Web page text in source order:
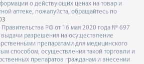
о действующих ценах на товар и
аптеке, пожалуйста, обращайтесь по
РФ от 16 мая 2020 года № 697
разрешения на осуществление
препаратами для медицинского
способом, осуществления такой торговли и
препаратов гражданам и внесении